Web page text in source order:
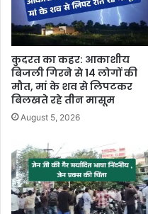
कुदरत का कहर: आकाशीय
बिजली गिरने से 14 लोगों की
मौत, मां के शव से लिपटकर
बिलखते रहे तीन मासूम
August 5, 2026